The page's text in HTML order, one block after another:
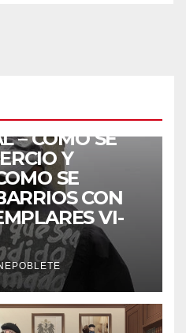
EL
Y EL
– COMO SE
Y
SE
CON
VI-